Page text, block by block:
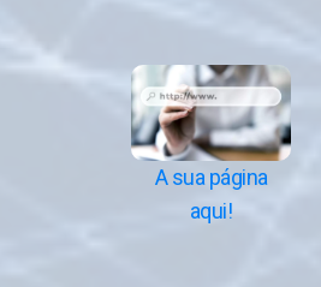
A sua página
aqui!